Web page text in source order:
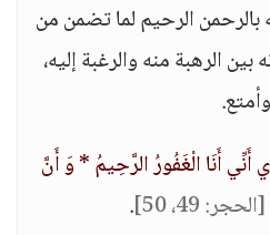
بالرحمن الرحيم لما تضمن من
الرهبة منه والرغبة إليه،
أَنِّي أَنَا الْغَفُورُ الرَّحِيمُ * وَ أَنَّ
[الحجر: 49، 50]
.